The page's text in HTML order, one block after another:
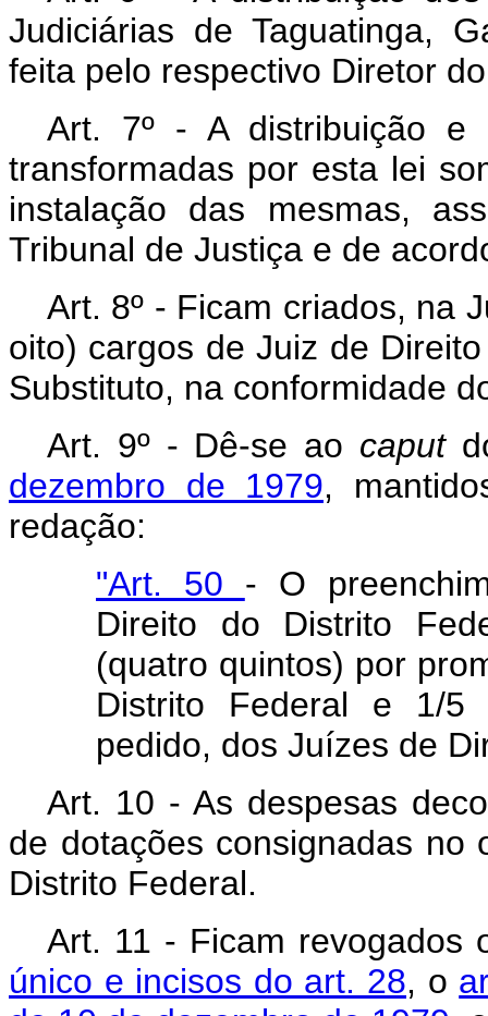
Judiciárias de Taguatinga,
feita pelo respectivo Diretor
Art. 7º - A distribuição e
transformadas por esta lei
instalação das mesmas,
Tribunal de Justiça e de
Art. 8º - Ficam criados, na
oito) cargos de Juiz de
Substituto, na conformidade
Art. 9º - Dê-se ao caput
dezembro de 1979,
redação:
"Art. 50 - O
Direito do Distrito
(quatro quintos) por
Distrito Federal e 1/
pedido, dos Juízes de
Art. 10 - As despesas
de dotações consignadas no
Distrito Federal.
Art. 11 - Ficam revogados
único e incisos do art. 28, o